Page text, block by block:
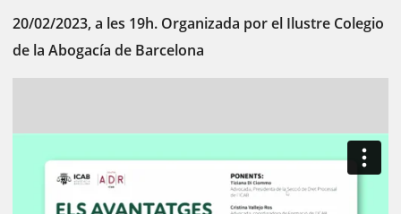
20/02/2023, a les 19h. Organizada por el Ilustre Colegio
de la Abogacía de Barcelona